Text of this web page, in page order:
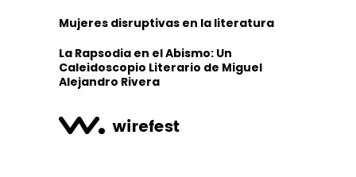
Mujeres disruptivas en la literatura
La Rapsodia en el Abismo: Un
Caleidoscopio Literario de Miguel
Alejandro Rivera